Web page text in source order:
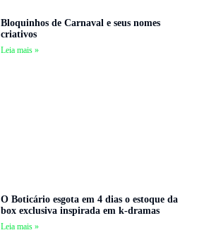
Bloquinhos de Carnaval e seus nomes
criativos
Leia mais »
O Boticário esgota em 4 dias o estoque da
box exclusiva inspirada em k-dramas
Leia mais »